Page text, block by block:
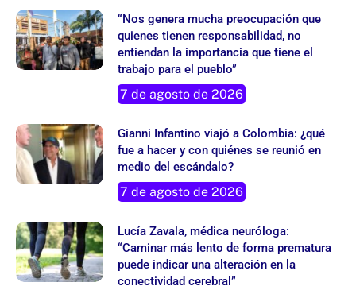
“Nos genera mucha preocupación que
quienes tienen responsabilidad, no
entiendan la importancia que tiene el
trabajo para el pueblo”
7 de agosto de 2026
Gianni Infantino viajó a Colombia: ¿qué
fue a hacer y con quiénes se reunió en
medio del escándalo?
7 de agosto de 2026
Lucía Zavala, médica neuróloga:
“Caminar más lento de forma prematura
puede indicar una alteración en la
conectividad cerebral”